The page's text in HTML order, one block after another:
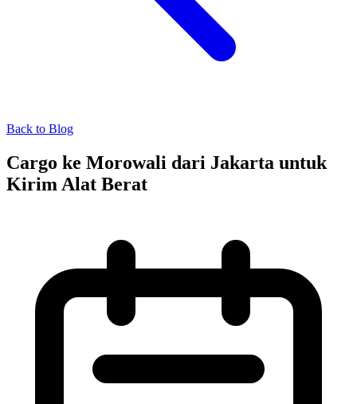
Back to Blog
Cargo ke Morowali dari Jakarta untuk
Kirim Alat Berat